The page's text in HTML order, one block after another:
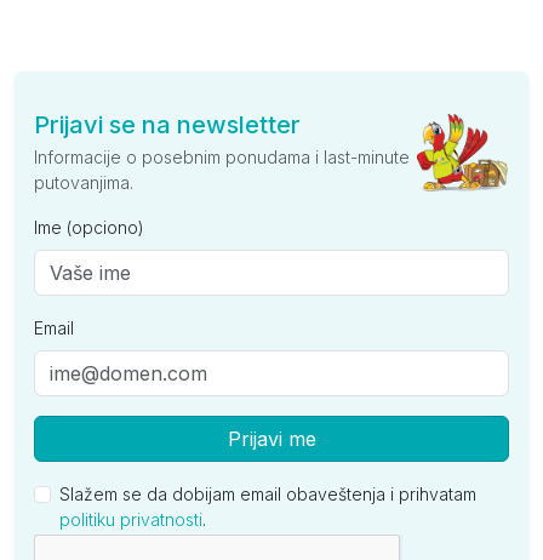
Prijavi se na newsletter
Informacije o posebnim ponudama i last-minute
putovanjima.
Ime (opciono)
Email
Prijavi me
Slažem se da dobijam email obaveštenja i prihvatam
politiku privatnosti.